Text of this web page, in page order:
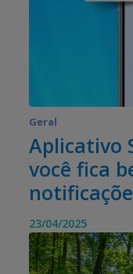
Geral
Aplicativo
você fica
23/04/2025